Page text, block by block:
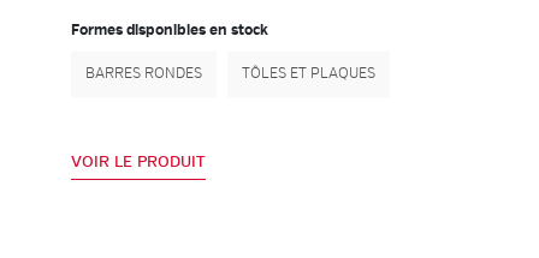
Formes disponibles en stock
BARRES RONDES TÔLES ET PLAQUES
VOIR LE PRODUIT